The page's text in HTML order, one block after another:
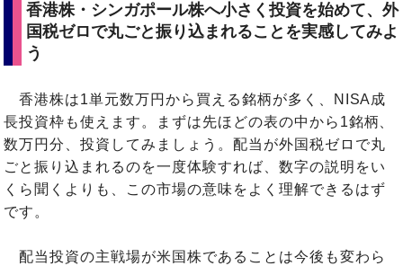
香港株・シンガポール株へ小さく投資を始めて、外
国税ゼロで丸ごと振り込まれることを実感してみよ
う
香港株は1単元数万円から買える銘柄が多く、NISA成
長投資枠も使えます。まずは先ほどの表の中から1銘柄、
数万円分、投資してみましょう。配当が外国税ゼロで丸
ごと振り込まれるのを一度体験すれば、数字の説明をい
くら聞くよりも、この市場の意味をよく理解できるはず
です。
配当投資の主戦場が米国株であることは今後も変わら